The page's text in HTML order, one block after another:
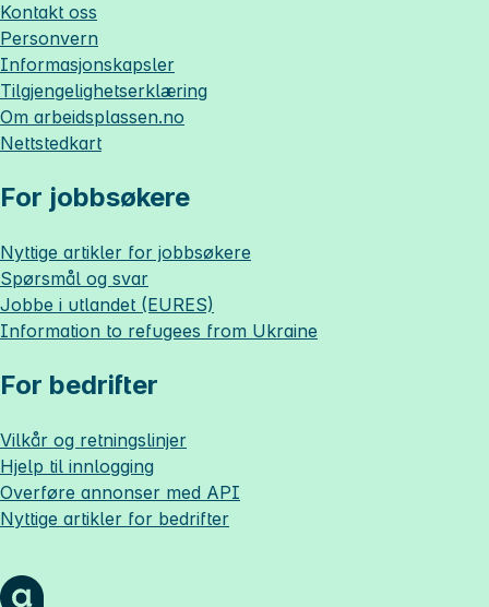
Kontakt oss
Personvern
Informasjonskapsler
Tilgjengelighetserklæring
Om arbeidsplassen.no
Nettstedkart
For jobbsøkere
Nyttige artikler for jobbsøkere
Spørsmål og svar
Jobbe i utlandet (EURES)
Information to refugees from Ukraine
For bedrifter
Vilkår og retningslinjer
Hjelp til innlogging
Overføre annonser med API
Nyttige artikler for bedrifter